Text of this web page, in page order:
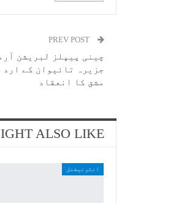
چینی پیپلز لبریشن
جزیرہ تائیوان کے ارد
مشق کا انعقاد
ALSO LIKE
انٹرنیشنل